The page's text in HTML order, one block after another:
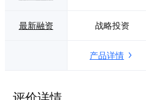
源和覆盖应用整个
用宝提供的移动应
最新融资 战略投资
产品详情